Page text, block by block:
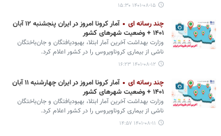
۱۴۰۱-۰۸-۱۵ ۱۵:۳۰
چند رسانه ای
آمار کرونا امروز در ایران پنجشنبه ۱۲ آبان
۱۴۰۱ + وضعیت شهرهای کشور
وزارت بهداشت آخرین آمار ابتلا، بهبودیافتگان و جان‌باختگان
ناشی از بیماری کروناویروس را در کشور اعلام کرد.
۱۴۰۱-۰۸-۱۲ ۱۶:۲۳
چند رسانه ای
آمار کرونا امروز در ایران چهارشنبه ۱۱ آبان
۱۴۰۱ + وضعیت شهرهای کشور
وزارت بهداشت آخرین آمار ابتلا، بهبودیافتگان و جان‌باختگان
ناشی از بیماری کروناویروس را در کشور اعلام کرد.
۱۴۰۱-۰۸-۱۱ ۱۴:۵۷